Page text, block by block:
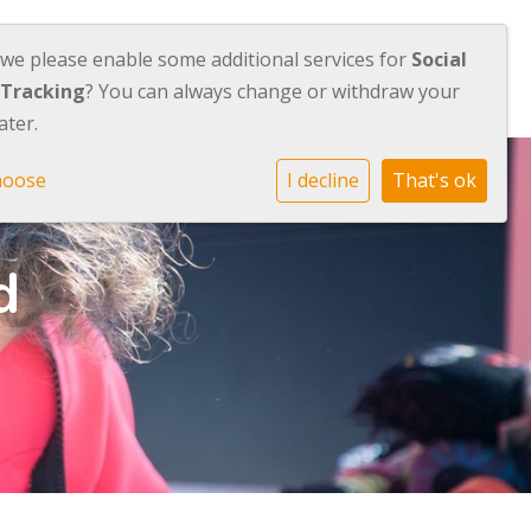
Over Stichting Orion Contact
please enable some additional services for Social
? You can always change or withdraw your
I decline That's ok